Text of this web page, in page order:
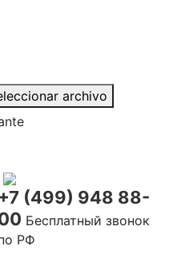
archivo
+7 (499) 948 88-
Бесплатный звонок
РФ